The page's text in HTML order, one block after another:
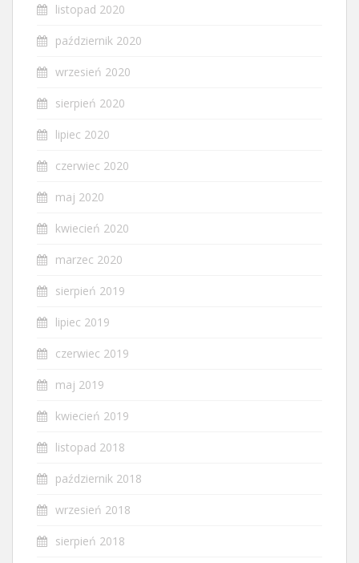
listopad 2020
październik 2020
wrzesień 2020
sierpień 2020
lipiec 2020
czerwiec 2020
maj 2020
kwiecień 2020
marzec 2020
sierpień 2019
lipiec 2019
czerwiec 2019
maj 2019
kwiecień 2019
listopad 2018
październik 2018
wrzesień 2018
sierpień 2018